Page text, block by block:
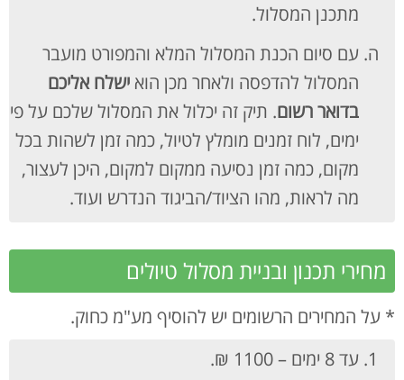
מתכנן המסלול.
עם סיום הכנת המסלול המלא והמפורט מועבר
המסלול להדפסה ולאחר מכן הוא ישלח אליכם
בדואר רשום. תיק זה יכלול את המסלול שלכם על פי
ימים, לוח זמנים מומלץ לטיול, כמה זמן לשהות בכל
מקום, כמה זמן נסיעה ממקום למקום, היכן לעצור,
מה לראות, מהו הציוד/הביגוד הנדרש ועוד.
מחירי תכנון ובניית מסלול טיולים
* על המחירים הרשומים יש להוסיף מע"מ כחוק.
עד 8 ימים – 1100 ₪.